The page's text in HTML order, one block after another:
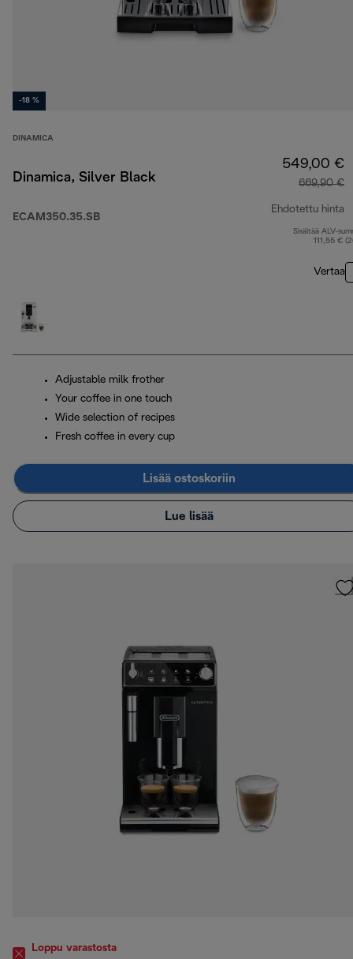
-18 %
DINAMICA
Dinamica, Silver Black
ECAM350.35.SB
549,00 €
669,90 €
Ehdotettu hinta
Sisältää ALV-
111,55 €
Vertaa
Adjustable milk frother
Your coffee in one touch
Wide selection of recipes
Fresh coffee in every cup
Lisää ostoskoriin
Lue lisää
Loppu varastosta